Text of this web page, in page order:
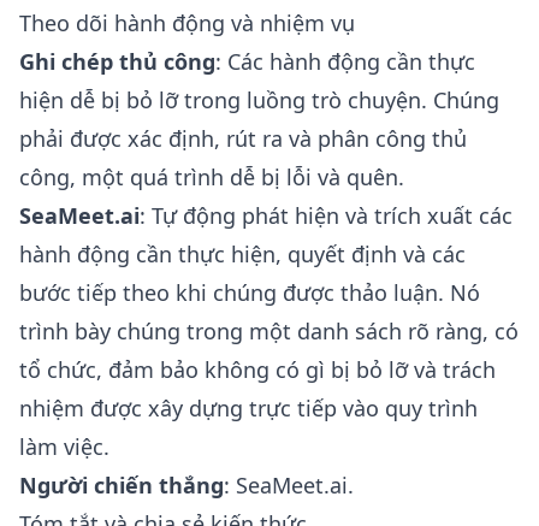
Theo dõi hành động và nhiệm vụ
Ghi chép thủ công: Các hành động cần thực
hiện dễ bị bỏ lỡ trong luồng trò chuyện. Chúng
phải được xác định, rút ra và phân công thủ
công, một quá trình dễ bị lỗi và quên.
SeaMeet.ai: Tự động phát hiện và trích xuất các
hành động cần thực hiện, quyết định và các
bước tiếp theo khi chúng được thảo luận. Nó
trình bày chúng trong một danh sách rõ ràng, có
tổ chức, đảm bảo không có gì bị bỏ lỡ và trách
nhiệm được xây dựng trực tiếp vào quy trình
làm việc.
Người chiến thắng: SeaMeet.ai.